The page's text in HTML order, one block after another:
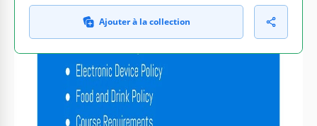
Ajouter à la collection
Personnalisez le texte, les
images et les couleurs